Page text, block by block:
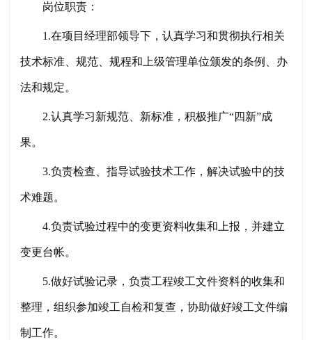
岗位职责：
1.在项目经理部领导下，认真学习和贯彻执行相关
技术标准、规范、规程和上级管理单位颁发的条例、办
法和规定。
2.认真学习新规范、新标准，积极推广“四新”成
果。
3.负责检查、指导试验技术工作，解决试验中的技
术难题。
4.负责试验过程中的变更资料收集和上报，并建立
变更台帐。
5.做好试验记录，负责工程竣工文件资料的收集和
整理，组织参加竣工自检和复查，协助做好竣工文件编
制工作。